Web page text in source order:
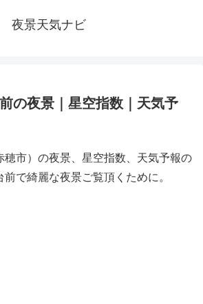
夜景天気ナビ
の夜景｜星空指数｜天気予
穂市）の夜景、星空指数、天気予報の
で綺麗な夜景ご覧頂くために。